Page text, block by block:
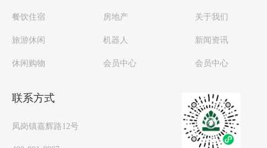
餐饮住宿
旅游休闲
休闲购物
房地产
机器人
会员中心
关于我们
新闻资讯
会员中心
联系方式
凤岗镇嘉辉路12号